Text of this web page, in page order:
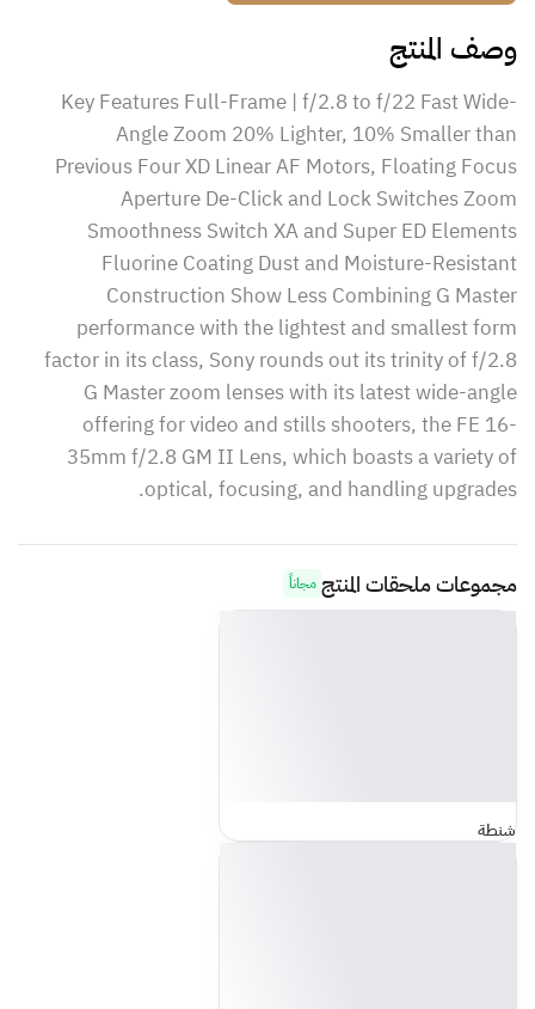
وصف المنتج
Key Features Full-Frame | f/2.8 to f/22 Fast Wide-
Angle Zoom 20% Lighter, 10% Smaller than
Previous Four XD Linear AF Motors, Floating Focus
Aperture De-Click and Lock Switches Zoom
Smoothness Switch XA and Super ED Elements
Fluorine Coating Dust and Moisture-Resistant
Construction Show Less Combining G Master
performance with the lightest and smallest form
factor in its class, Sony rounds out its trinity of f/2.8
G Master zoom lenses with its latest wide-angle
offering for video and stills shooters, the FE 16-
35mm f/2.8 GM II Lens, which boasts a variety of
optical, focusing, and handling upgrades.
مجموعات ملحقات المنتج مجاناً
شنطة